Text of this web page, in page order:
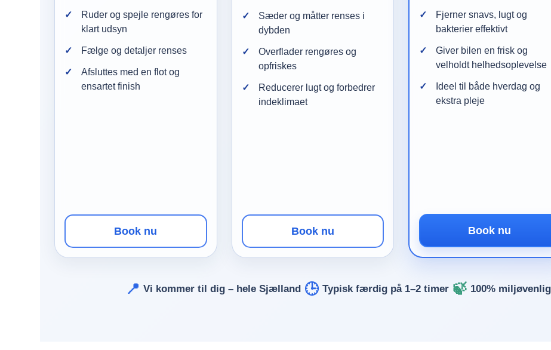
Ruder og spejle rengøres for
klart udsyn
Fælge og detaljer renses
Afsluttes med en flot og
ensartet finish
Book nu
Sæder og måtter renses i
dybden
Overflader rengøres og
opfriskes
Reducerer lugt og forbedrer
indeklimaet
Book nu
Fjerner snavs, lugt og
bakterier effektivt
Giver bilen en frisk og
velholdt helhedsoplevelse
Ideel til både hverdag og
ekstra pleje
Book nu
📍 Vi kommer til dig – hele Sjælland 🕒 Typisk færdig på 1–2 timer 🍃 100%